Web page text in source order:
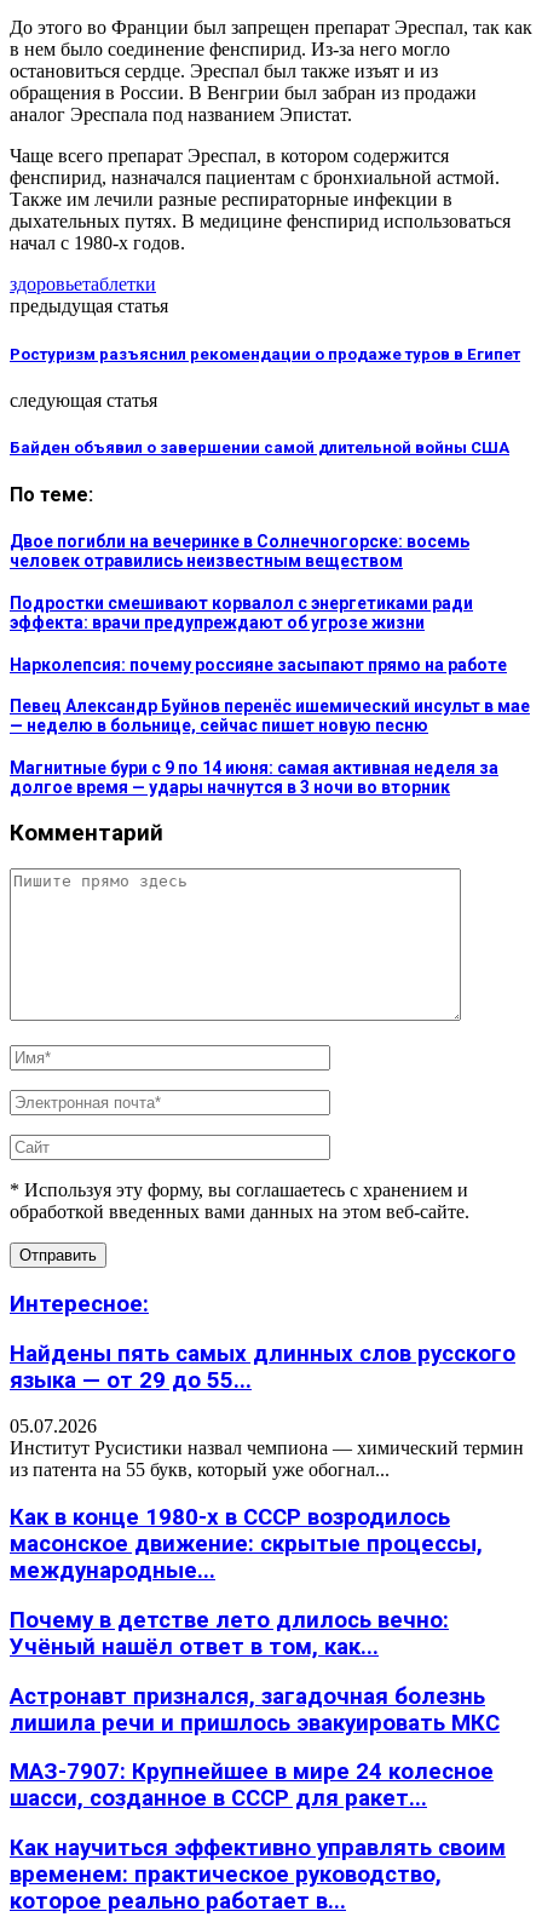
До этого во Франции был запрещен препарат Эреспал, так как
в нем было соединение фенспирид. Из-за него могло
остановиться сердце. Эреспал был также изъят и из
обращения в России. В Венгрии был забран из продажи
аналог Эреспала под названием Эпистат.
Чаще всего препарат Эреспал, в котором содержится
фенспирид, назначался пациентам с бронхиальной астмой.
Также им лечили разные респираторные инфекции в
дыхательных путях. В медицине фенспирид использоваться
начал с 1980-х годов.
здоровьетаблетки
предыдущая статья
Ростуризм разъяснил рекомендации о продаже туров в Египет
следующая статья
Байден объявил о завершении самой длительной войны США
По теме:
Двое погибли на вечеринке в Солнечногорске: восемь
человек отравились неизвестным веществом
Подростки смешивают корвалол с энергетиками ради
эффекта: врачи предупреждают об угрозе жизни
Нарколепсия: почему россияне засыпают прямо на работе
Певец Александр Буйнов перенёс ишемический инсульт в мае
— неделю в больнице, сейчас пишет новую песню
Магнитные бури с 9 по 14 июня: самая активная неделя за
долгое время — удары начнутся в 3 ночи во вторник
Комментарий
* Используя эту форму, вы соглашаетесь с хранением и
обработкой введенных вами данных на этом веб-сайте.
Интересное:
Найдены пять самых длинных слов русского
языка — от 29 до 55...
05.07.2026
Институт Русистики назвал чемпиона — химический термин
из патента на 55 букв, который уже обогнал...
Как в конце 1980-х в СССР возродилось
масонское движение: скрытые процессы,
международные...
Почему в детстве лето длилось вечно:
Учёный нашёл ответ в том, как...
Астронавт признался, загадочная болезнь
лишила речи и пришлось эвакуировать МКС
МАЗ-7907: Крупнейшее в мире 24 колесное
шасси, созданное в СССР для ракет...
Как научиться эффективно управлять своим
временем: практическое руководство,
которое реально работает в...